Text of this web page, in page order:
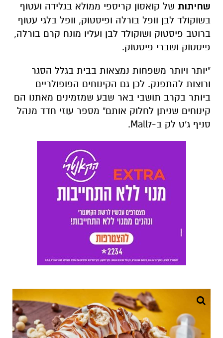
שחיתות של קואסון קריספי ממולא בגלידה ועטוף
בשוקולד לבן וופל בורלה ופיסטוק, וופל בלגי עטוף
ברוטב פיסטוק ושוקולד לבן ועליו מונח קרם בורלה,
פיסטוק ושברי פיסטוק.
"יותר ויותר משפחות נמצאות בבית בגלל הסגר
ורוצות להתפנק. לכן גם הקינוחים הפופולריים
ביותר בקרב תושבי באר שבע שמזמינים מאתנו הם
קינוחים שניתן לחלוק אותם" מספר עוזי חדד מנהל
סניף ג'ט לק ב-Mall7.